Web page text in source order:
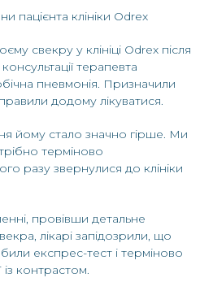
пацієнта клініки Odrex
свекру у клініці Odrex після
терапевта
пневмонія. Призначили
додому лікуватися.
йому стало значно гірше. Ми
терміново
разу звернулися до клініки
провівши детальне
лікарі запідозрили, що
експрес-тест і терміново
контрастом.